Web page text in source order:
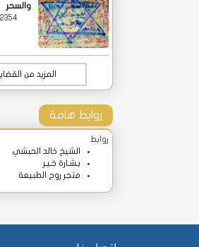
والسحر
المزيد من
روابط هامة
روابط
الشيخ خالد الحبشي
بـشـارة خـيـر
متجر روح الطبيعة